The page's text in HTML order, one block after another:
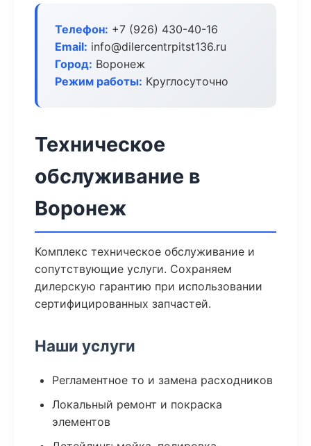
Телефон: +7 (926) 430-40-16
Email: info@dilercentrpitst136.ru
Город: Воронеж
Режим работы: Круглосуточно
Техническое
обслуживание в
Воронеж
Комплекс техническое обслуживание и
сопутствующие услуги. Сохраняем
дилерскую гарантию при использовании
сертифицированных запчастей.
Наши услуги
Регламентное то и замена расходников
Локальный ремонт и покраска
элементов